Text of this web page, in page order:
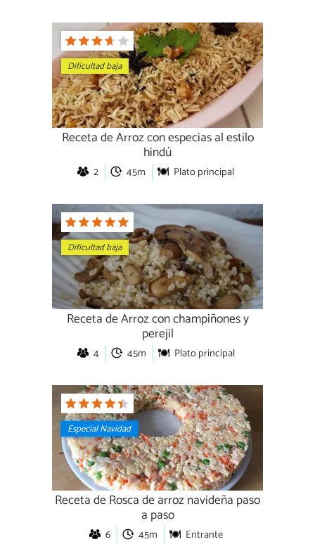
Dificultad baja
Receta de Arroz con especias al estilo
hindú
2 45m Plato principal
Dificultad baja
Receta de Arroz con champiñones y
perejil
4 45m Plato principal
Especial Navidad
Receta de Rosca de arroz navideña paso
a paso
6 45m Entrante